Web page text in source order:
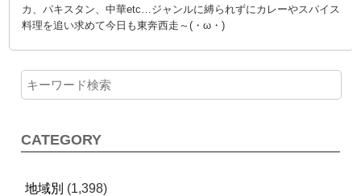
カ、パキスタン、中華etc…ジャンルに縛られずにカレーやスパイス
料理を追い求めて今日も東奔西走～(・ω・)
CATEGORY
地域別 (1,398)